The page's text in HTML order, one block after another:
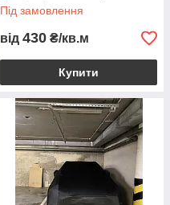
Під замовлення
від 430 ₴/кв.м
Купити